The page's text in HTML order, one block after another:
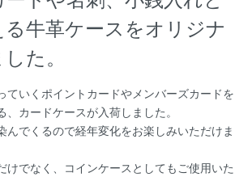
る牛革ケースをオリジナ
た。
ていくポイントカードやメンバーズカードを
、カードケースが入荷しました。
んでくるので経年変化をお楽しみいただけま
けでなく、コインケースとしてもご使用いた